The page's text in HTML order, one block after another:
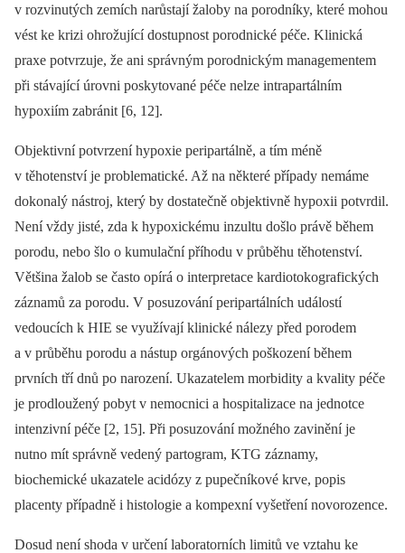
v rozvinutých zemích narůstají žaloby na porodníky, které mohou
vést ke krizi ohrožující dostupnost porodnické péče. Klinická
praxe potvrzuje, že ani správným porodnickým managementem
při stávající úrovni poskytované péče nelze intrapartálním
hypoxiím zabránit [6, 12].
Objektivní potvrzení hypoxie peripartálně, a tím méně
v těhotenství je problematické. Až na některé případy nemáme
dokonalý nástroj, který by dostatečně objektivně hypoxii potvrdil.
Není vždy jisté, zda k hypoxickému inzultu došlo právě během
porodu, nebo šlo o kumulační příhodu v průběhu těhotenství.
Většina žalob se často opírá o interpretace kardiotokografických
záznamů za porodu. V posuzování peripartálních událostí
vedoucích k HIE se využívají klinické nálezy před porodem
a v průběhu porodu a nástup orgánových poškození během
prvních tří dnů po narození. Ukazatelem morbidity a kvality péče
je prodloužený pobyt v nemocnici a hospitalizace na jednotce
intenzivní péče [2, 15]. Při posuzování možného zavinění je
nutno mít správně vedený partogram, KTG záznamy,
biochemické ukazatele acidózy z pupečníkové krve, popis
placenty případně i histologie a kompexní vyšetření novorozence.
Dosud není shoda v určení laboratorních limitů ve vztahu ke